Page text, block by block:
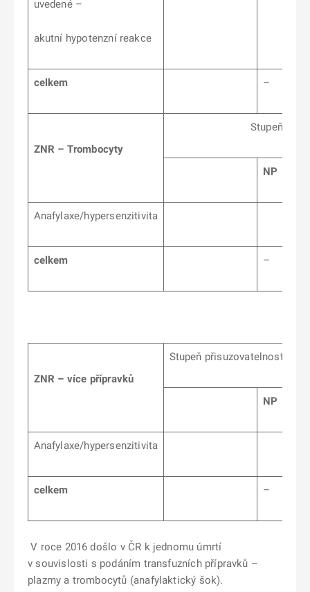
uvedené –
akutní hypotenzní reakce
celkem –
ZNR – Trombocyty
Stupeň
NP
Anafylaxe/hypersenzitivita
celkem –
ZNR – více přípravků
Stupeň přisuzovatelnosti
NP
Anafylaxe/hypersenzitivita
celkem –
V roce 2016 došlo v ČR k jednomu úmrtí
v souvislosti s podáním transfuzních přípravků –
plazmy a trombocytů (anafylaktický šok).